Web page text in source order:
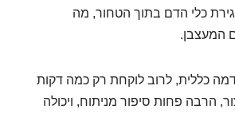
כלי הדם בתוך הטחור, מה
המעצבן.
כללית, לרוב לוקחת רק כמה דקות
הרבה פחות סיפור מניתוח, ויכולה